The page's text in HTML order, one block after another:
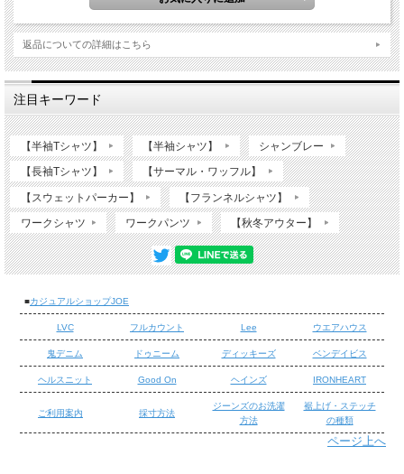
返品についての詳細はこちら
注目キーワード
【半袖Tシャツ】 【半袖シャツ】 シャンブレー
【長袖Tシャツ】 【サーマル・ワッフル】
【スウェットパーカー】 【フランネルシャツ】
ワークシャツ ワークパンツ 【秋冬アウター】
■カジュアルショップJOE
LVC フルカウント Lee ウエアハウス
鬼デニム ドゥニーム ディッキーズ ベンデイビス
ヘルスニット Good On ヘインズ IRONHEART
ご利用案内 採寸方法
ジーンズのお洗濯
方法
裾上げ・ステッチ
の種類
ページ上へ